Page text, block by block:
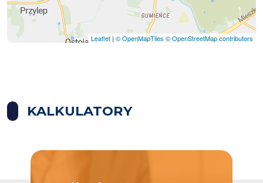
Leaflet | © OpenMapTiles © OpenStreetMap contributors
KALKULATORY